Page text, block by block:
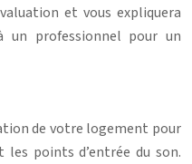
et vous expliquera
un professionnel pour un
de votre logement pour
points d’entrée du son.